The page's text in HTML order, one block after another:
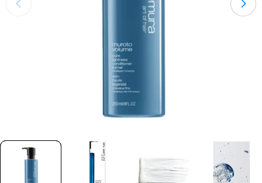
supporto 0 in modalità modale